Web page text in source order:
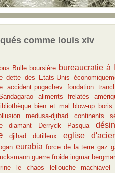
comme louis xiv
Bulle boursière bureaucratie à
dette des Etats-Unis
accident pugachev. fondation.
aliments frelatés
bien et mal blow-up boris
medusa-djihad
continents
diamant Derryck Pasqua
djihad dutilleux eglise d'acier
eurabia force de la terre gaz
guerre froide ingmar
le chaos lellouche
machiavel